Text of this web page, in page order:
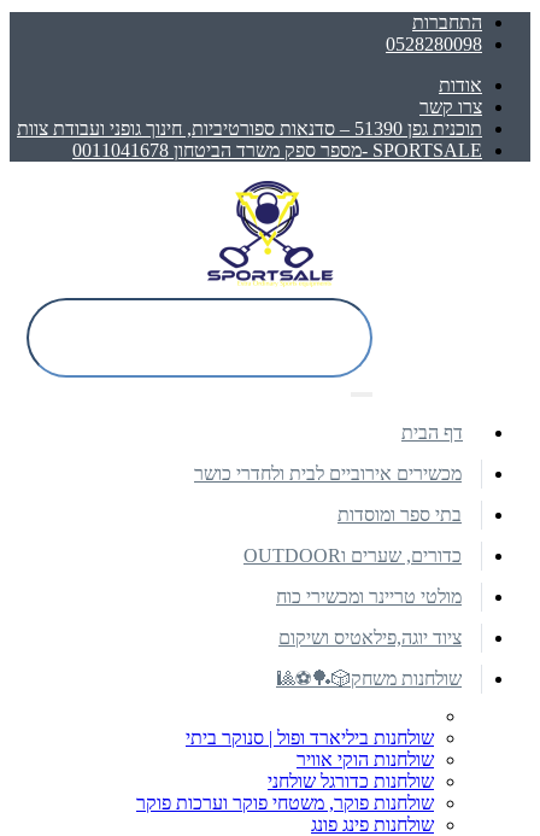
התחברות
0528280098
אודות
צרו קשר
תוכנית גפן 51390 – סדנאות ספורטיביות, חינוך גופני ועבודת צוות
SPORTSALE -מספר ספק משרד הביטחון 0011041678
דף הבית
מכשירים אירוביים לבית ולחדרי כושר
בתי ספר ומוסדות
כדורים, שערים וOUTDOOR
מולטי טריינר ומכשירי כוח
ציוד יוגה,פילאטיס ושיקום
שולחנות משחק🎲🏓⚽🎱
שולחנות ביליארד ופול | סנוקר ביתי
שולחנות הוקי אוויר
שולחנות כדורגל שולחני
שולחנות פוקר, משטחי פוקר וערכות פוקר
שולחנות פינג פונג